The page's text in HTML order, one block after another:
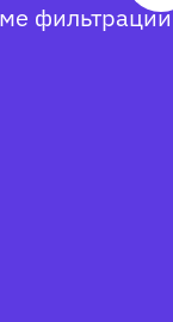
фильтрации